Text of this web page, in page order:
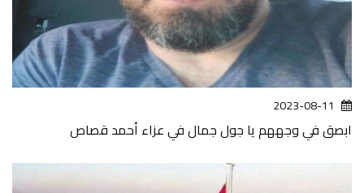
2023-08-11
ابصق في وجههم يا جول جمال في عزاء أحمد قصاص